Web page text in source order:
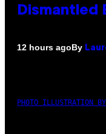
Dismantled
12 hours agoBy
PHOTO ILLUSTRATION